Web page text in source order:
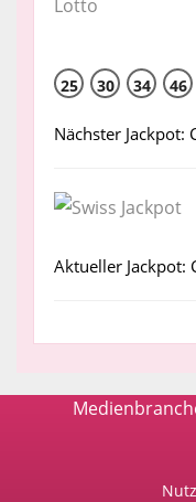
25 30 34 46
Nächster Jackpot:
Aktueller Jackpot: